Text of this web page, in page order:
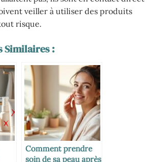
veiller à utiliser des produits
risque.
Similaires :
Comment prendre
soin de sa peau après